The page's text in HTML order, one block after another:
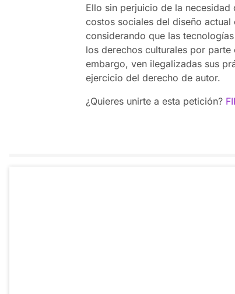
Ello sin perjuicio de la
costos sociales del diseño
considerando que las
los derechos culturales por
embargo, ven ilegalizadas sus
ejercicio del derecho de autor.
¿Quieres unirte a esta petición?